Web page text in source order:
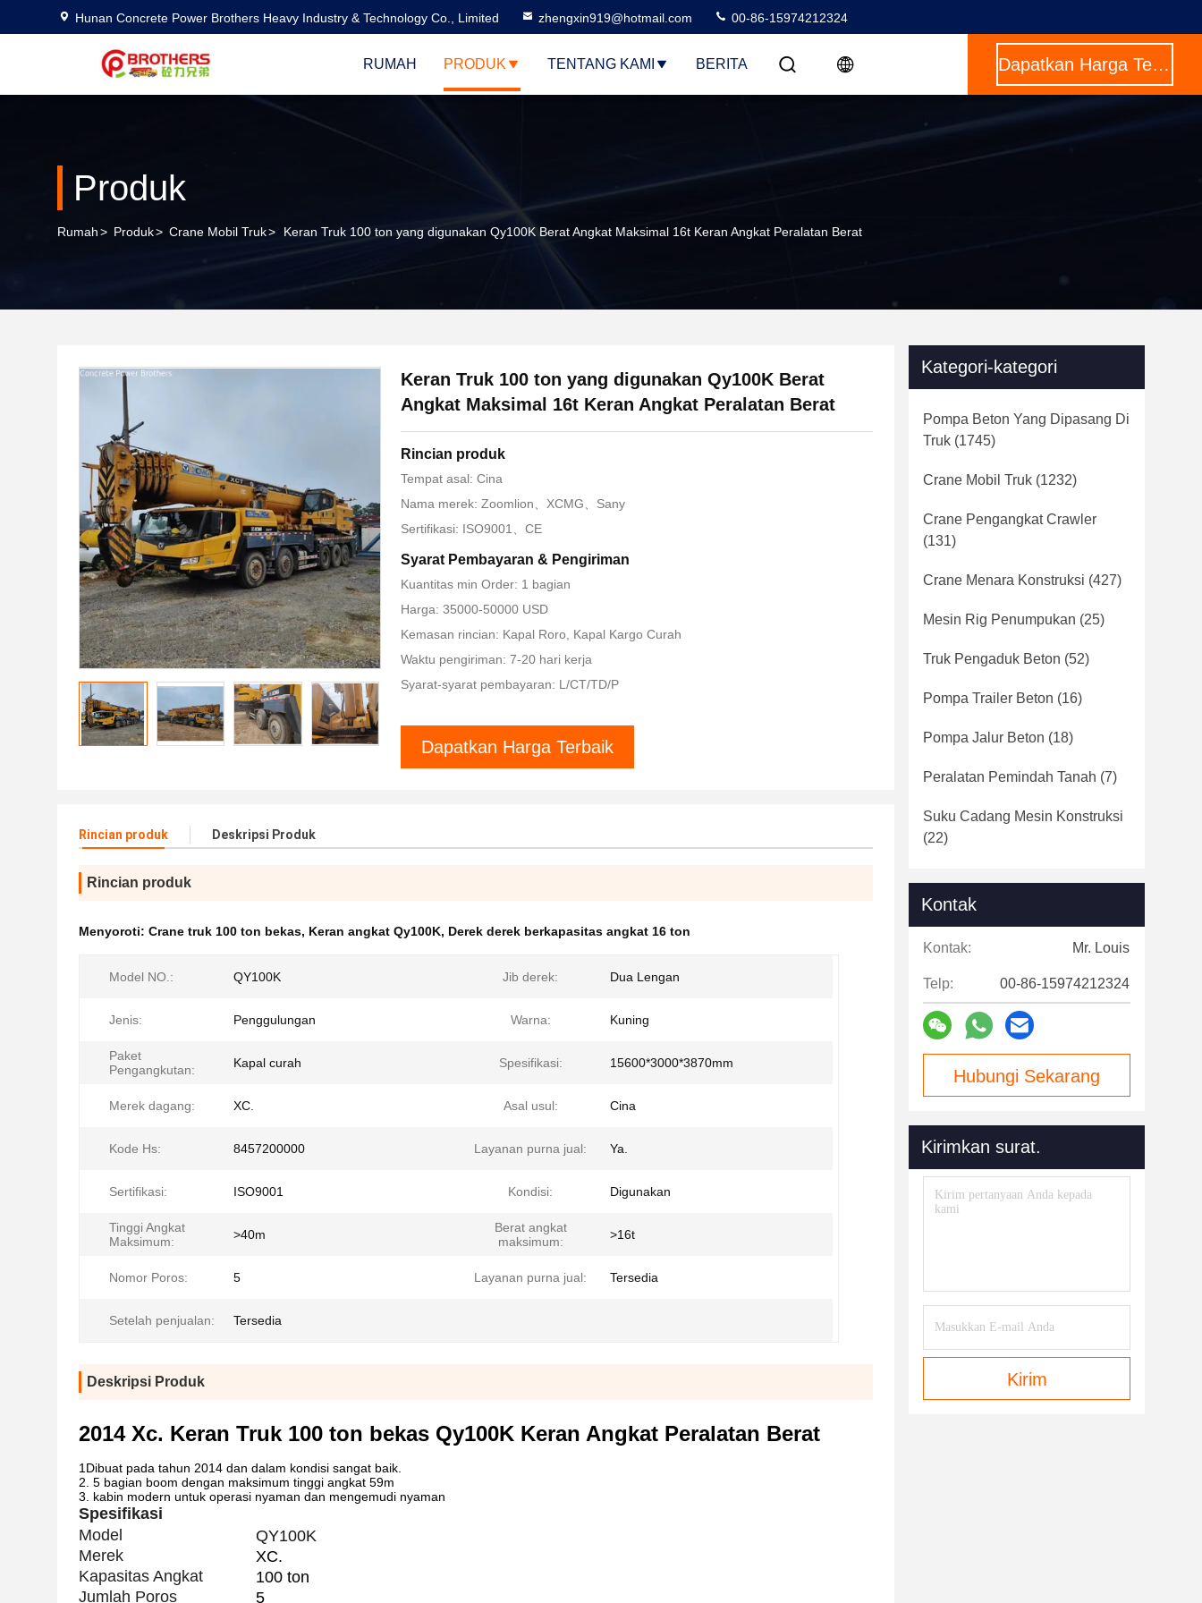
Hunan Concrete Power Brothers Heavy Industry & Technology Co., Limited zhengxin919@hotmail.com 00-86-15974212324
RUMAH PRODUK TENTANG KAMI BERITA Dapatkan Harga Terbaik
Produk
Rumah> Produk> Crane Mobil Truk> Keran Truk 100 ton yang digunakan Qy100K Berat Angkat Maksimal 16t Keran Angkat Peralatan Berat
Keran Truk 100 ton yang digunakan Qy100K Berat
Angkat Maksimal 16t Keran Angkat Peralatan Berat
Rincian produk
Tempat asal: Cina
Nama merek: Zoomlion、XCMG、Sany
Sertifikasi: ISO9001、CE
Syarat Pembayaran & Pengiriman
Kuantitas min Order: 1 bagian
Harga: 35000-50000 USD
Kemasan rincian: Kapal Roro, Kapal Kargo Curah
Waktu pengiriman: 7-20 hari kerja
Syarat-syarat pembayaran: L/CT/TD/P
Dapatkan Harga Terbaik
Rincian produk Deskripsi Produk
Rincian produk
Menyoroti: Crane truk 100 ton bekas, Keran angkat Qy100K, Derek derek berkapasitas angkat 16 ton
Model NO.: QY100K Jib derek: Dua Lengan
Jenis: Penggulungan Warna: Kuning
Paket
Pengangkutan:
Kapal curah Spesifikasi: 15600*3000*3870mm
Merek dagang: XC. Asal usul: Cina
Kode Hs: 8457200000 Layanan purna jual: Ya.
Sertifikasi: ISO9001 Kondisi: Digunakan
Tinggi Angkat
Maksimum:
>40m
Berat angkat
maksimum:
>16t
Nomor Poros: 5 Layanan purna jual: Tersedia
Setelah penjualan: Tersedia
Deskripsi Produk
2014 Xc. Keran Truk 100 ton bekas Qy100K Keran Angkat Peralatan Berat
1Dibuat pada tahun 2014 dan dalam kondisi sangat baik.
2. 5 bagian boom dengan maksimum tinggi angkat 59m
3. kabin modern untuk operasi nyaman dan mengemudi nyaman
Spesifikasi
Model
QY100K
Merek
XC.
Kapasitas Angkat
100 ton
Jumlah Poros
5
Kategori-kategori
Pompa Beton Yang Dipasang Di
Truk (1745)
Crane Mobil Truk (1232)
Crane Pengangkat Crawler
(131)
Crane Menara Konstruksi (427)
Mesin Rig Penumpukan (25)
Truk Pengaduk Beton (52)
Pompa Trailer Beton (16)
Pompa Jalur Beton (18)
Peralatan Pemindah Tanah (7)
Suku Cadang Mesin Konstruksi
(22)
Kontak
Kontak: Mr. Louis
Telp: 00-86-15974212324
Hubungi Sekarang
Kirimkan surat.
Kirim